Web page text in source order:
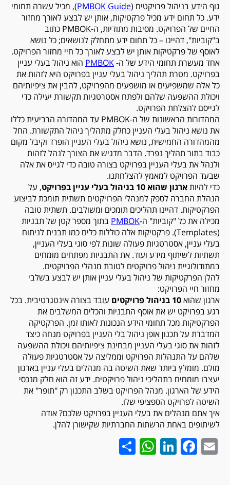
גוף הידע בניהול פרויקטים (PMBOK Guide), מכיל עשרה תחומי
ידע. כל תחום ידע מכיל פרקטיקות, אותן יש לבצע לאורך מחזור
החיים של הפרויקט. מסיבות מתודיות, ה-PMBOK כתוב
ב"קוביות", דהיינו – כל תחום ידע מתחלק לנושאים; כל נושא
לאוסף של פרקטיקות אותן יש לבצע לאורך כל חיי מחזור הפרויקט.
אחד מעשרת תחומי הידע של ה-PMBOK הוא ניהול בעלי עניין
בפרויקט. מטרת תהליך ניהול בעלי עניין בפרויקט היא לזהות את
כל אלה שמשפיעים או מושפעים מהפרויקט, להבין את ציפיותיהם
ויכולת ההשפעה שלהם ולפתח אסטרטגיות תקשורת יעילה כדי
לגייסם להצלחת הפרויקט.
המהדורות הראשונות של ה-PMBOK עד המהדורה הרביעית כללו
את נושא ניהול בעלי העניין כחלק מתהליך ניהול התקשורת. החל
מהמהדורה החמישית, נושא ניהול בעלי העניין הופרד וקיבל מקום
כבוד בתור תהליך נפרד. הדבר מדגיש את הצורך לנהל לזהות
ולנהל את בעלי העניין בפרויקט בצורה טובה כדי לגייס את אלה
שבעד הפרויקט למאמץ להצלחתנו.
כדי להיותארגון שהוא 10 בניהול בעלי עניין בפרויקט
, על
הנהלת החברה לספק למנהלי הפרויקטים תשתית תומכת לביצוע
הפרקטיקות. דהיינו תהליכים תומכים ומשולבים. תשתית טובה
מכילה את כל "קוביות" ה-PMBOK בתוך מספר קטן של תבניות
(Templates). פרקטיקות אלה כוללות כלים כמו תבנית לניתוח
בעלי עניין, אסטרטגיות פעולה שונות לפי סוגי בעלי העניין,
תשתיות לשיתוף מידע ועוד. את התבניות מפתחים מומחים
במתודולוגיית ניהול פרויקטים לטובת מנהלי הפרויקטים.
להלן הפרקטיקות של ניהול בעלי עניין אותן יש לבצע בשלבי
מחזור חיי הפרויקט:
ארגון שהוא10 בניהול פרויקטים
עובד בצורה אינטגרטיבית. בכל
רגע בפרויקט יש את אוסף התבניות והכלים המשלבים את
הפרקטיקות מכל תחומי הידע הנכונות לאותו זמן. הפרקטיקה
המדברת על תכנון אופן ניהול בלי העניין בפרויקט מנחה כיצד
לזהות את סוגי בעלי העניין מבחינת ציפיותיהם ויכולת ההשפעה
שלהם על התנהלות הפרויקט וממליצה על אסטרטגיות פעולה
מולם. מומלץ ביותר שאת השיטה בה מנהלים בעלי עניין בארגון
יעצבו מומחים בתהליכי ניהול פרויקטים. ידע זה הוא חלק מנכסי
הידע של הארגון. מנהל הפרויקט בשלב התכנון רק "תופר" את
השיטה לפרויקט הספציפי שלו.
איך אתם מנהלים את בעלי העניין בפרויקט שלכם? אודה
לשיתופים באחת הרשתות החברתיות שקישורן להלן.
Email
Facebook
LinkedIn
WhatsApp